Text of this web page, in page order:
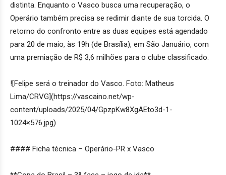
distinta. Enquanto o Vasco busca uma recuperação, o
Operário também precisa se redimir diante de sua torcida. O
retorno do confronto entre as duas equipes está agendado
para 20 de maio, às 19h (de Brasília), em São Januário, com
uma premiação de R$ 3,6 milhões para o clube classificado.
![Felipe será o treinador do Vasco. Foto: Matheus
Lima/CRVG](https://vascaino.net/wp-
content/uploads/2025/04/GpzpKw8XgAEto3d-1-
1024×576.jpg)
#### Ficha técnica – Operário-PR x Vasco